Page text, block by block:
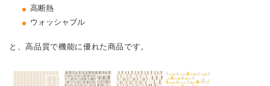
高断熱
ウォッシャブル
と、高品質で機能に優れた商品です。